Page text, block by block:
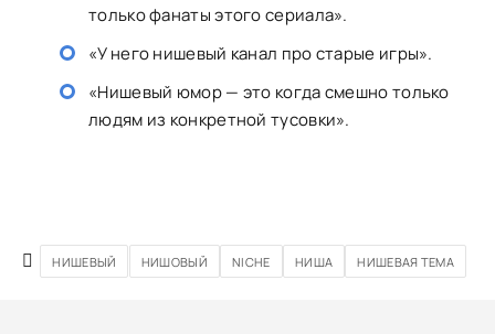
только фанаты этого сериала».
«У него нишевый канал про старые игры».
«Нишевый юмор — это когда смешно только
людям из конкретной тусовки».
НИШЕВЫЙ НИШОВЫЙ NICHE НИША НИШЕВАЯ ТЕМА